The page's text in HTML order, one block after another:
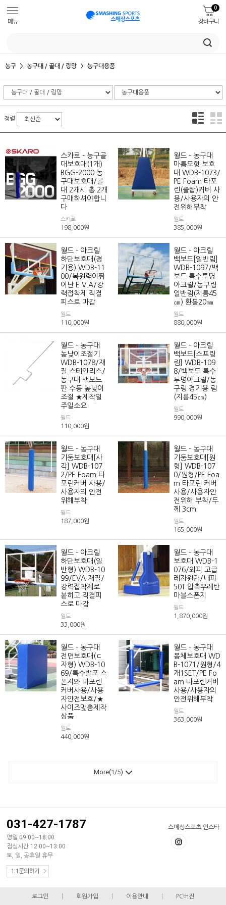
메뉴 장바구니
0
농구 농구대 / 골대 / 링망 농구대용품
정렬
스카로 - 농구골
대보호대(1개)
BGG-2000 농
구대보호대/골
대 2개시 총 2개
구매하셔야합니
다
스카로
198,000원
월드 - 농구대
마름모형 보호
대 WDB-1073/
PE Foam 타포
린(졸탑)커버 사
용/사용자의 안
전위해부착
월드
385,000원
월드 - 아크릴
하단보호대(경
기용) WDB-11
00/복원력이뛰
어난 E.V.A/강
력접착제 직결
피스로 마감
월드
110,000원
월드 - 아크릴
백보드[일반림]
WDB-1097/백
보드 특수투명
아크릴/농구링
일반림(지름45
㎝) 환봉20㎜
월드
880,000원
월드 - 농구대
높낮이조절기
WDB-1078/재
질 스테인리스/
농구대 백보드
판 수동 높낮이
조절 ★제작일
주일소요
월드
110,000원
월드 - 아크릴
백보드[스프링
림] WDB-109
8/백보드 특수
투명아크릴/농
구링 경기용 림
(지름45㎝)
월드
990,000원
월드 - 농구대
기둥보호대[사
각] WDB-107
2/PE Foam 타
포린커버 사용/
사용자의 안전
위해부착
월드
187,000원
월드 - 농구대
기둥보호대[원
형] WDB-107
0/원형/PE Foa
m 타포린 커버
사용/사용자안
전위해 부착/두
께 3cm
월드
165,000원
월드 - 아크릴
하단보호대(일
반형) WDB-10
99/EVA 재질/
강력접착제로
붙히고 직결피
스로 마감
월드
33,000원
월드 - 농구대
보호대 WDB-1
076/외피 고급
레자원단/내피
50T 압축우레탄
마블스폰지
월드
1,870,000원
월드 - 농구대
전면보호대(ㄷ
자형) WDB-10
69/특수발포 스
폰지와 타포린
커버사용/사용
자안전보호/★
사이즈맞춤제작
상품
월드
440,000원
월드 - 농구대
몸체보호대 WD
B-1071/원형/4
개1SET/PE Fo
am 타포린커버
사용/사용자의
안전위해부착
월드
363,000원
More(1/5)
스매싱스포츠 인스타
031-427-1787
평일 09:00~18:00
점심시간 12:00~13:00
토, 일, 공휴일 휴무
1:1문의하기
로그인 회원가입 이용안내 PC버전